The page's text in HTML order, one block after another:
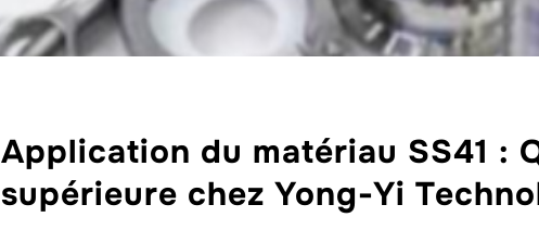
Application du matériau SS41 :
supérieure chez Yong-Yi